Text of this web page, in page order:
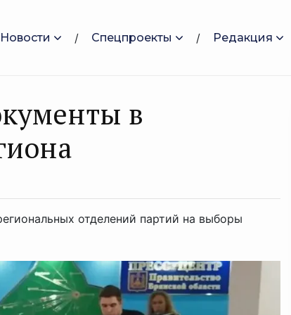
Новости Спецпроекты Редакция
в
отделений партий на выборы